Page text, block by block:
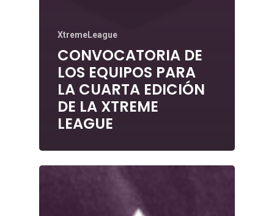
XtremeLeague
CONVOCATORIA DE
LOS EQUIPOS PARA
LA CUARTA EDICIÓN
DE LA XTREME
LEAGUE